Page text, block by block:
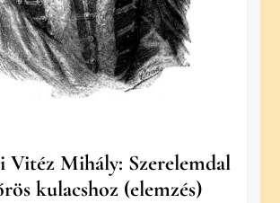
Vitéz Mihály: Szerelemdal
kulacshoz (elemzés)